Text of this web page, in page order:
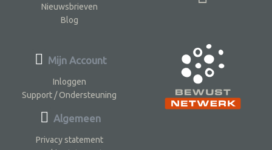
Nieuwsbrieven
Blog
Mijn Account
Inloggen
Support / Ondersteuning
Algemeen
Privacy statement